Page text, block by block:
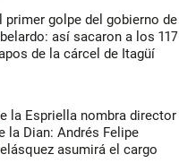
primer golpe del gobierno de
así sacaron a los 117
de la cárcel de Itagüí
la Espriella nombra director
la Dian: Andrés Felipe
asumirá el cargo